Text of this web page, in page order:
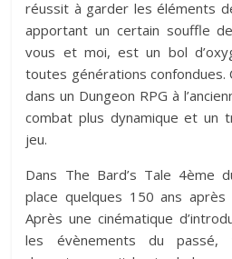
réussit à garder les éléments
apportant un certain souffle
vous et moi, est un bol
toutes générations
dans un Dungeon RPG à
combat plus dynamique et un
jeu.
Dans The Bard’s Tale 4ème
place quelques 150 ans
Après une cinématique
les évènements du passé,